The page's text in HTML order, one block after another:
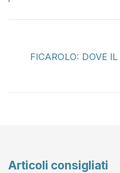
FICAROLO: DOVE
Articoli consigliati